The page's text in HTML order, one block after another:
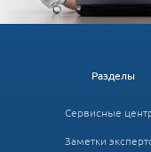
Разделы
Сервисные
Заметки